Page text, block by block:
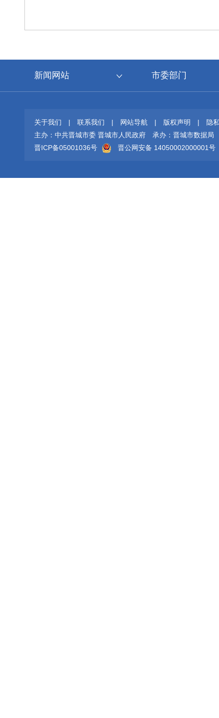
新闻网站 市委部门
关于我们 | 联系我们 | 网站导航 | 版权声明 |
隐
主办：中共晋城市委 晋城市人民政府
承办：晋城市数据局
晋ICP备05001036号
晋公网安备 14050002000001号